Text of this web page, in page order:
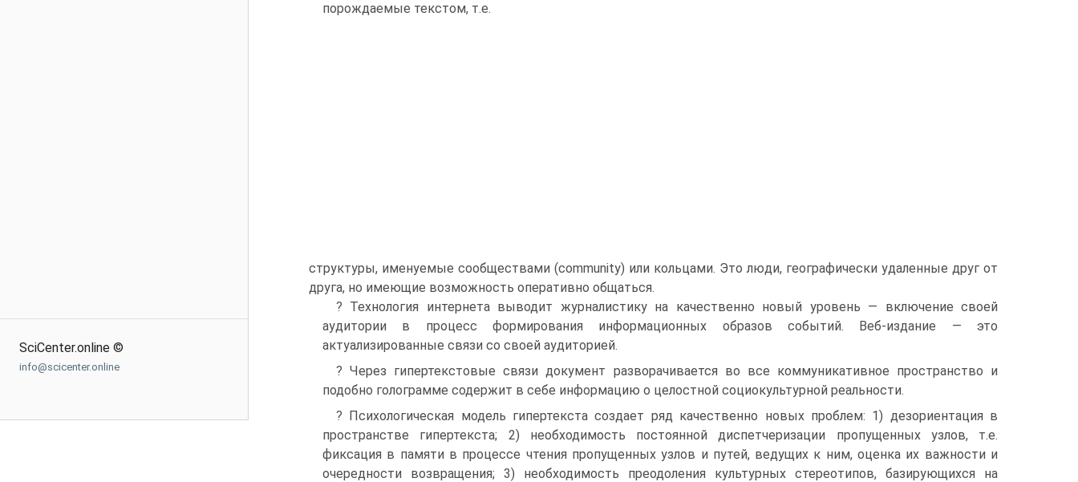
SciCenter.online ©
info@scicenter.online
порождаемые текстом, т.е.
структуры, именуемые сообществами (community) или кольцами. Это люди, географически удаленные друг от
друга, но имеющие возможность оперативно общаться.
? Технология интернета выводит журналистику на качественно новый уровень — включение своей
аудитории в процесс формирования информационных образов событий. Веб-издание — это
актуализированные связи со своей аудиторией.
? Через гипертекстовые связи документ разворачивается во все коммуникативное пространство и
подобно голограмме содержит в себе информацию о целостной социокультурной реальности.
? Психологическая модель гипертекста создает ряд качественно новых проблем: 1) дезориентация в
пространстве гипертекста; 2) необходимость постоянной диспетчеризации пропущенных узлов, т.е.
фиксация в памяти в процессе чтения пропущенных узлов и путей, ведущих к ним, оценка их важности и
очередности возвращения; 3) необходимость преодоления культурных стереотипов, базирующихся на